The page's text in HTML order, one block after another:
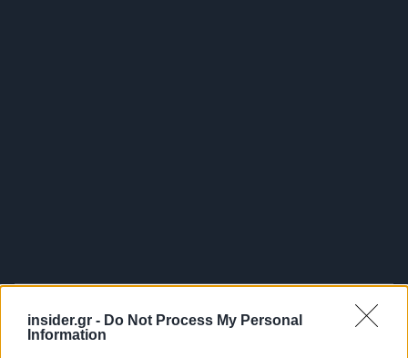
insider.gr - Do Not Process My Personal
Information
Ο συνολικός αριθμός τωνδικαιούχωνανέρχεται